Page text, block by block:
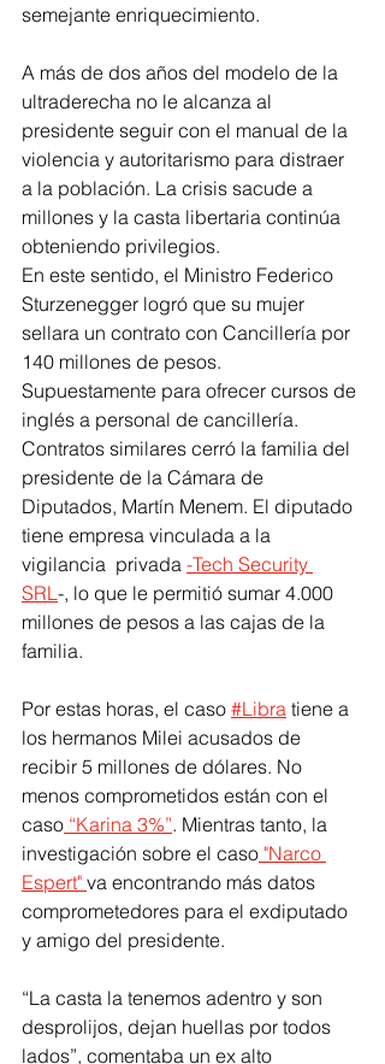
semejante enriquecimiento.
A más de dos años del modelo de la
ultraderecha no le alcanza al
presidente seguir con el manual de la
violencia y autoritarismo para distraer
a la población. La crisis sacude a
millones y la casta libertaria continúa
obteniendo privilegios.
En este sentido, el Ministro Federico
Sturzenegger logró que su mujer
sellara un contrato con Cancillería por
140 millones de pesos.
Supuestamente para ofrecer cursos de
inglés a personal de cancillería.
Contratos similares cerró la familia del
presidente de la Cámara de
Diputados, Martín Menem. El diputado
tiene empresa vinculada a la
vigilancia  privada -Tech Security
SRL -, lo que le permitió sumar 4.000
millones de pesos a las cajas de la
familia.
Por estas horas, el caso #Libra tiene a
los hermanos Milei acusados de
recibir 5 millones de dólares. No
menos comprometidos están con el
caso “Karina 3%”. Mientras tanto, la
investigación sobre el caso "Narco
Espert" va encontrando más datos
comprometedores para el exdiputado
y amigo del presidente.
“La casta la tenemos adentro y son
desprolijos, dejan huellas por todos
lados”, comentaba un ex alto